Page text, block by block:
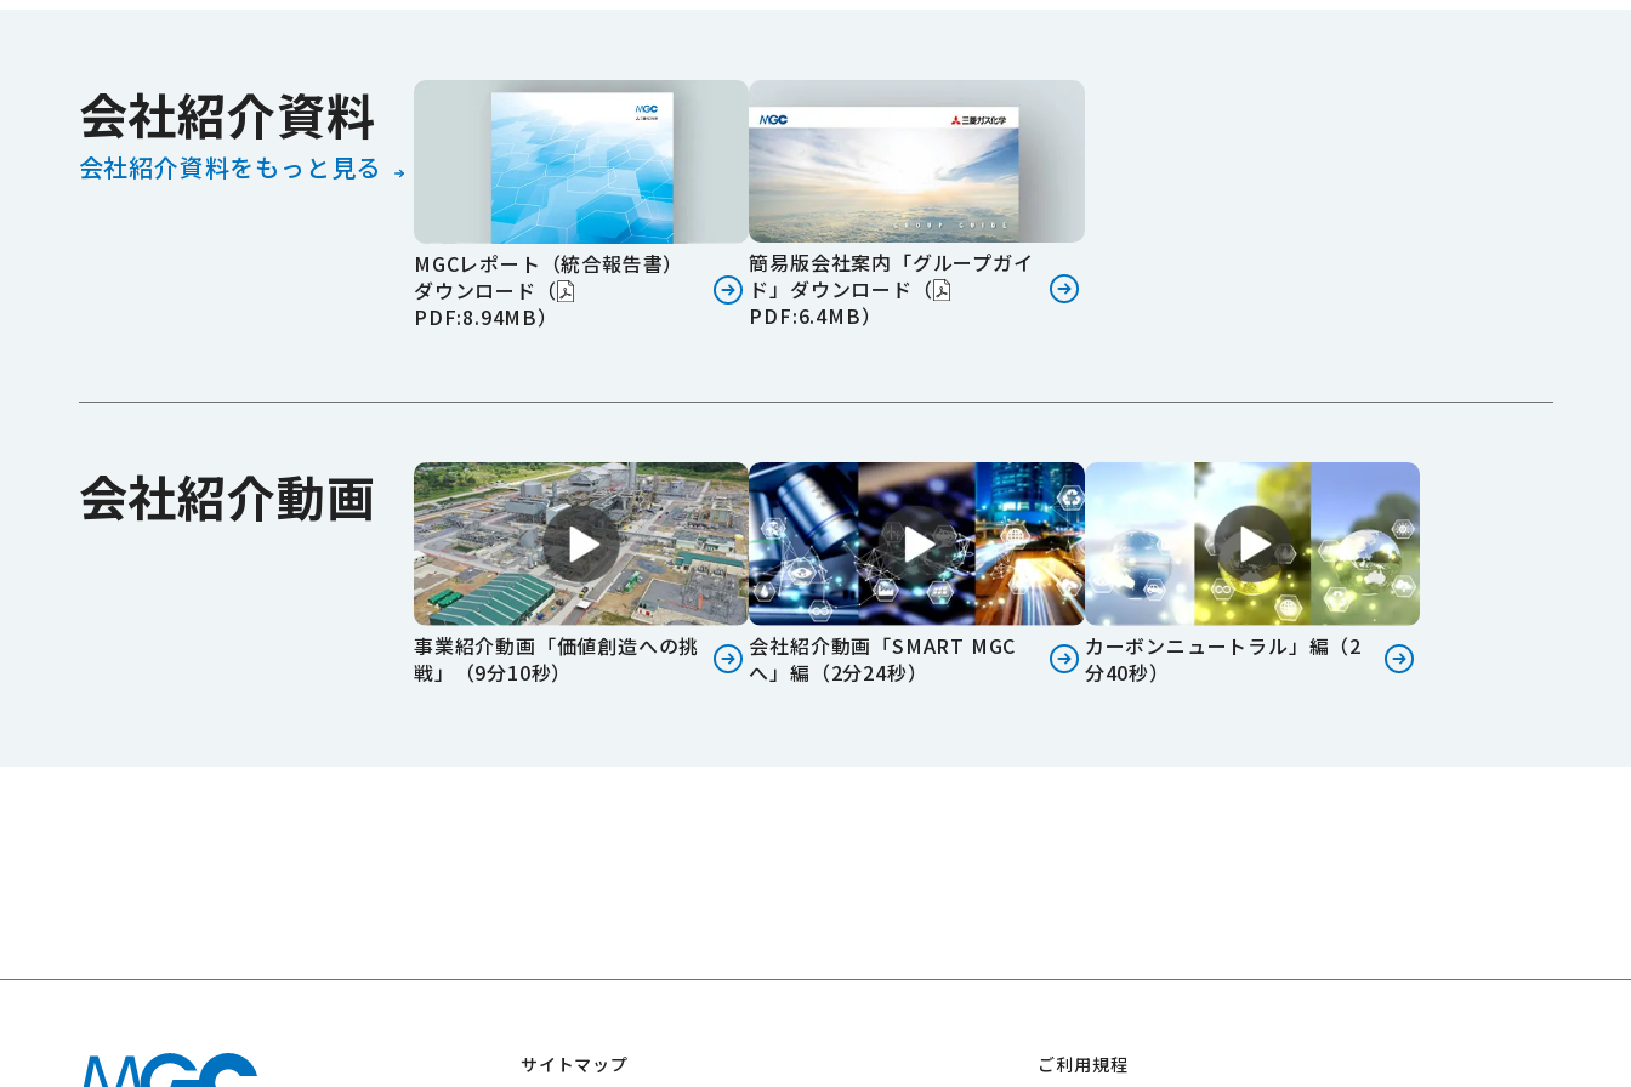
会社紹介資料
会社紹介資料をもっと見る
MGCレポート（統合報告書）
ダウンロード（
PDF:8.94MB）
簡易版会社案内「グループガイ
ド」ダウンロード（
PDF:6.4MB）
会社紹介動画
事業紹介動画「価値創造への挑
戦」（9分10秒）
会社紹介動画「SMART MGC
へ」編（2分24秒）
カーボンニュートラル」編（2
分40秒）
サイトマップ ご利用規程